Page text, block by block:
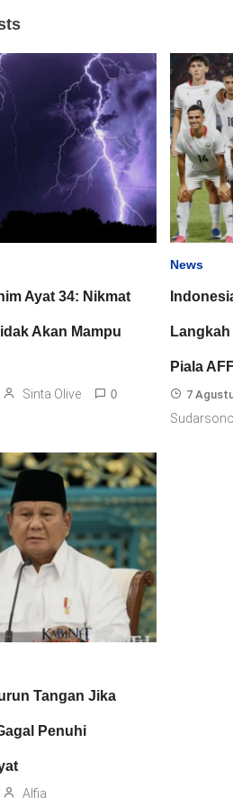
Ayat 34: Nikmat
Akan Mampu
Sinta Olive 0
News
Piala
7
Tangan Jika
Penuhi
Alfia